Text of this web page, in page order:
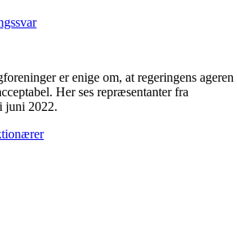
er enige om, at regeringens ageren
Her ses repræsentanter fra
juni 2022.